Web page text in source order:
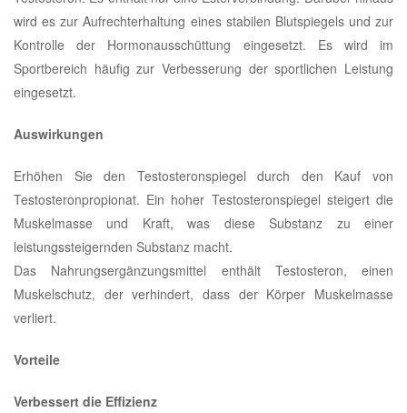
wird es zur Aufrechterhaltung eines stabilen Blutspiegels und zur
Kontrolle der Hormonausschüttung eingesetzt. Es wird im
Sportbereich häufig zur Verbesserung der sportlichen Leistung
eingesetzt.
Auswirkungen
Erhöhen Sie den Testosteronspiegel durch den Kauf von
Testosteronpropionat. Ein hoher Testosteronspiegel steigert die
Muskelmasse und Kraft, was diese Substanz zu einer
leistungssteigernden Substanz macht.
Das Nahrungsergänzungsmittel enthält Testosteron, einen
Muskelschutz, der verhindert, dass der Körper Muskelmasse
verliert.
Vorteile
Verbessert die Effizienz